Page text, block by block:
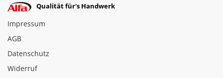
Qualität für's Handwerk
Impressum
AGB
Datenschutz
Widerruf